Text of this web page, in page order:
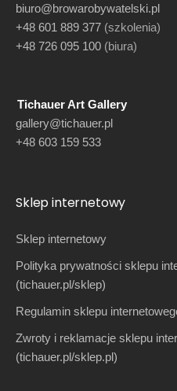
biuro@browarobywatelski.pl
+48 601 889 377 (szkolenia)
+48 726 095 100 (biura)
Tichauer Art Gallery
gallery@tichauer.pl
+48 603 159 533
Sklep internetowy
Sklep internetowy
Polityka prywatności sklepu
(tichauer.pl/sklep)
Regulamin sklepu
Zwroty i reklamacje sklepu
(tichauer.pl/sklep.pl)